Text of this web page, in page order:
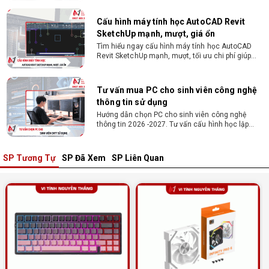
Cấu hình máy tính học AutoCAD Revit
SketchUp mạnh, mượt, giá ổn
Tìm hiểu ngay cấu hình máy tính học AutoCAD
Revit SketchUp mạnh, mượt, tối ưu chi phí giúp
Tư vấn mua PC cho sinh viên công nghệ
thông tin sử dụng
Hướng dẫn chọn PC cho sinh viên công nghệ
thông tin 2026 -2027. Tư vấn cấu hình học lập
Sinh viên nên mua laptop hay PC ?
khoăn của nhiều tân sinh viên khi chọn máy học
tập. Xem ngay phân tích để chọn thiết bị chuẩn
Laptop Sinh Viên 15–20 Triệu 2026: Cấu
Hình Nào Đáng Tiền?
Tìm laptop sinh viên 15–20 triệu phù hợp ngành
học năm 2026? Khám phá cách chọn cấu hình,
SP Tương Tự SP Đã Xem SP Liên Quan